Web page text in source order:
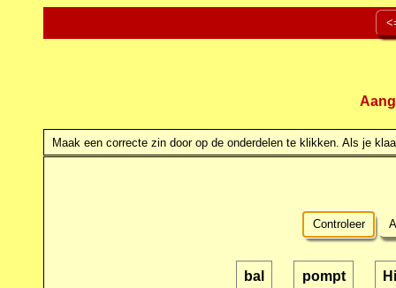
Maak een correcte zin door op de onderdelen te klikken. Als je
Controleer
bal pompt